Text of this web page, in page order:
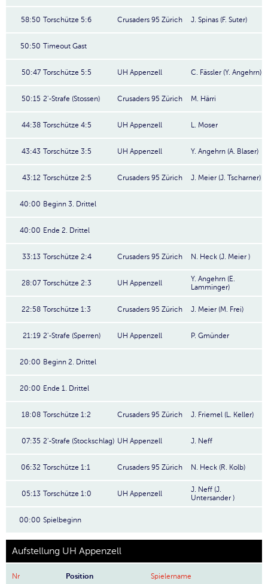
58:50 Torschütze 5:6 Crusaders 95 Zürich J. Spinas (F. Suter)
50:50 Timeout Gast
50:47 Torschütze 5:5 UH Appenzell C. Fässler (Y. Angehrn)
50:15 2'-Strafe (Stossen) Crusaders 95 Zürich M. Härri
44:38 Torschütze 4:5 UH Appenzell L. Moser
43:43 Torschütze 3:5 UH Appenzell Y. Angehrn (A. Blaser)
43:12 Torschütze 2:5 Crusaders 95 Zürich J. Meier (J. Tscharner)
40:00 Beginn 3. Drittel
40:00 Ende 2. Drittel
33:13 Torschütze 2:4 Crusaders 95 Zürich N. Heck (J. Meier )
28:07 Torschütze 2:3 UH Appenzell
Y. Angehrn (E.
Lamminger)
22:58 Torschütze 1:3 Crusaders 95 Zürich J. Meier (M. Frei)
21:19 2'-Strafe (Sperren) UH Appenzell P. Gmünder
20:00 Beginn 2. Drittel
20:00 Ende 1. Drittel
18:08 Torschütze 1:2 Crusaders 95 Zürich J. Friemel (L. Keller)
07:35 2'-Strafe (Stockschlag) UH Appenzell J. Neff
06:32 Torschütze 1:1 Crusaders 95 Zürich N. Heck (R. Kolb)
05:13 Torschütze 1:0 UH Appenzell
J. Neff (J.
Untersander )
00:00 Spielbeginn
Aufstellung UH Appenzell
Nr Position Spielername